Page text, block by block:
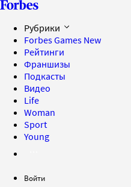
Рубрики
Forbes Games New
Рейтинги
Франшизы
Подкасты
Видео
Life
Woman
Sport
Young
Войти